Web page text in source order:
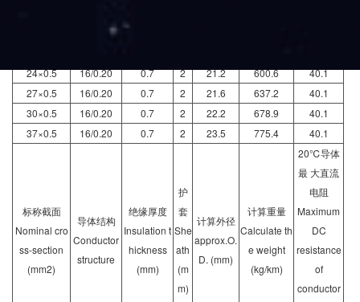
16/0.20
24×0.5
16/0.20 0.7 2 21.2 600.6
40.1
27×0.5
16/0.20 0.7 2 21.6 637.2
40.1
30×0.5
16/0.20 0.7 2 22.2 678.9
40.1
37×0.5
16/0.20 0.7 2 23.5 775.4 40.1
标称截面
Nominal cro
ss-section
(mm2)
导体结构
Conductor
structure
绝缘厚度
Insulation t
hickness
(mm)
护
套
She
ath
(m
m)
计算外径
approx.O.
D. (mm)
计算重量
Calculate th
e weight
(kg/km)
20℃导体
最 大直流
电阻
Maximum
DC
resistance
of
conductor